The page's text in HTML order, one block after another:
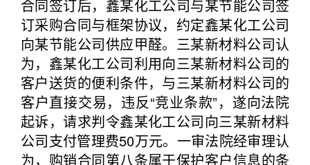
合同签订后，鑫某化工公司与某节能公司签
订采购合同与框架协议，约定鑫某化工公司
向某节能公司供应甲醛。三某新材料公司认
为，鑫某化工公司利用向三某新材料公司的
客户送货的便利条件，与三某新材料公司的
客户直接交易，违反“竞业条款”，遂向法院
起诉，请求判令鑫某化工公司向三某新材料
公司支付管理费50万元。一审法院经审理认
为，购销合同第八条属于保护客户信息的条